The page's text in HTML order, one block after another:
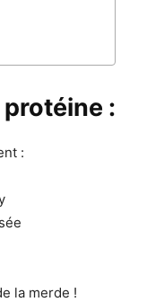
:
:
la merde !